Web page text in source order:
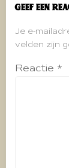
Geef een
Je e-
velden zijn
Reactie *